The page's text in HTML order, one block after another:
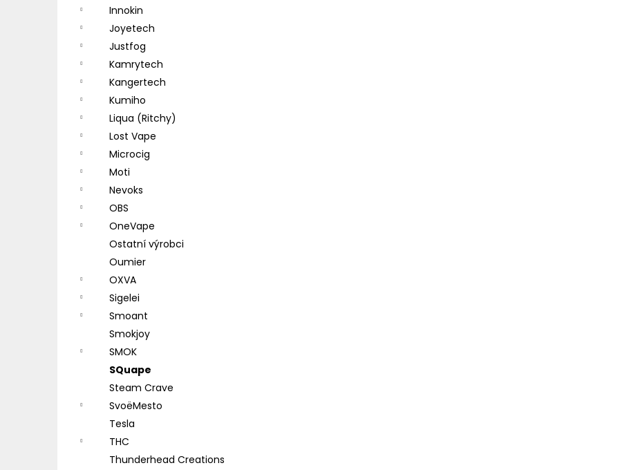
Innokin
Joyetech
Justfog
Kamrytech
Kangertech
Kumiho
Liqua (Ritchy)
Lost Vape
Microcig
Moti
Nevoks
OBS
OneVape
Ostatní výrobci
Oumier
OXVA
Sigelei
Smoant
Smokjoy
SMOK
SQuape
Steam Crave
SvoëMesto
Tesla
THC
Thunderhead Creations